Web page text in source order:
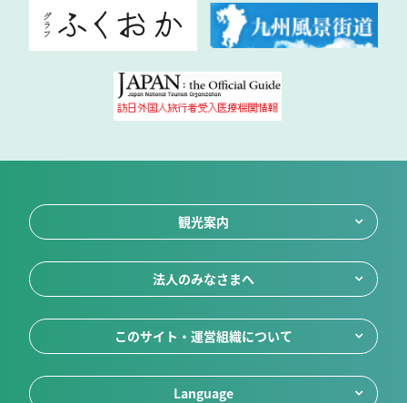
観光案内
法人のみなさまへ
このサイト・運営組織について
Language